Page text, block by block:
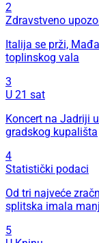
2
Zdravstveno
Italija se prži,
toplinskog vala
3
U 21 sat
Koncert na Jadriji
gradskog kupališta
4
Statistički podaci
Od tri najveće
splitska imala
5